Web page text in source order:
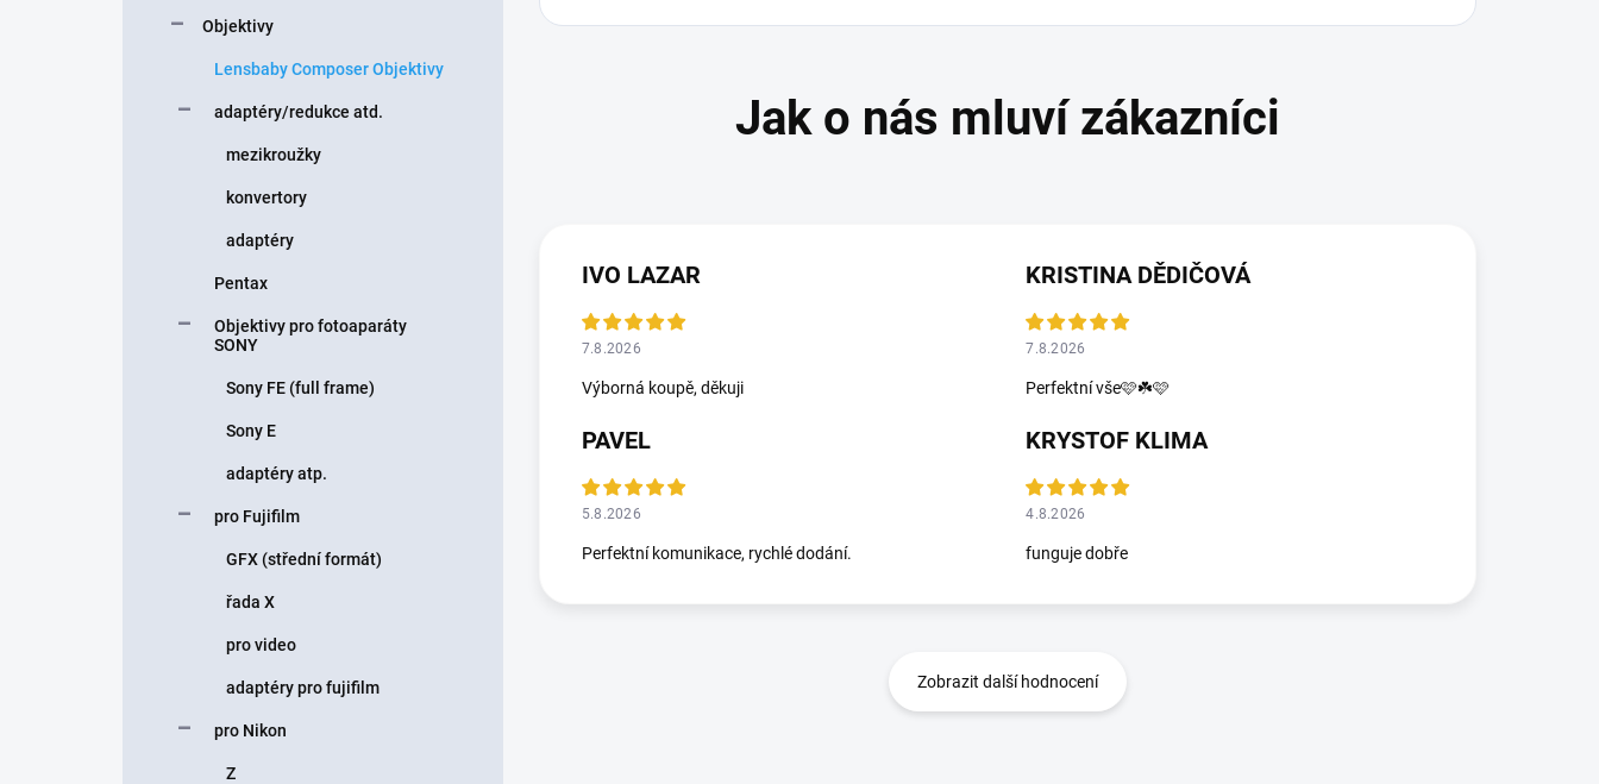
Objektivy
Lensbaby Composer Objektivy
adaptéry/redukce atd.
mezikroužky
konvertory
adaptéry
Pentax
Objektivy pro fotoaparáty
SONY
Sony FE (full frame)
Sony E
adaptéry atp.
pro Fujifilm
GFX (střední formát)
řada X
pro video
adaptéry pro fujifilm
pro Nikon
Z
IVO LAZAR
7.8.2026
Výborná koupě, děkuji
KRISTINA DĚDIČOVÁ
7.8.2026
Perfektní vše🩷☘️🩷
PAVEL
5.8.2026
Perfektní komunikace, rychlé dodání.
KRYSTOF KLIMA
4.8.2026
funguje dobře
Zobrazit další hodnocení